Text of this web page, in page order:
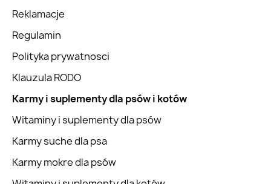
Reklamacje
Regulamin
Polityka prywatnosci
Klauzula RODO
Karmy i suplementy dla psów i kotów
Witaminy i suplementy dla psów
Karmy suche dla psa
Karmy mokre dla psów